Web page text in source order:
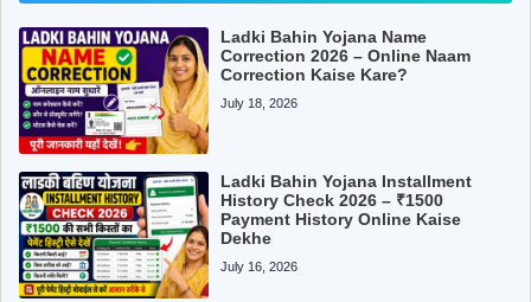
Ladki Bahin Yojana Name
Correction 2026 – Online Naam
Correction Kaise Kare?
July 18, 2026
Ladki Bahin Yojana Installment
History Check 2026 – ₹1500
Payment History Online Kaise
Dekhe
July 16, 2026